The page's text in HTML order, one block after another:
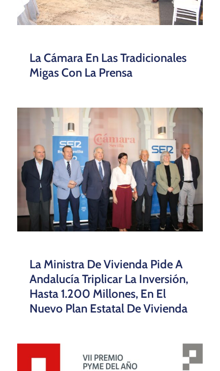
La Cámara En Las Tradicionales
Migas Con La Prensa
La Ministra De Vivienda Pide A
Andalucía Triplicar La Inversión,
Hasta 1.200 Millones, En El
Nuevo Plan Estatal De Vivienda